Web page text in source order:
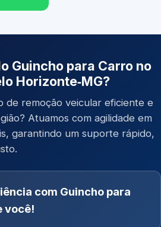
Guincho para Carro no
Horizonte‑MG?
de remoção veicular eficiente e
Atuamos com agilidade em
garantindo um suporte rápido,
com Guincho para
você!